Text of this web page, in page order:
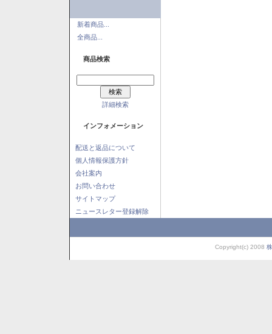
新着商品...
全商品...
商品検索
詳細検索
インフォメーション
配送と返品について
個人情報保護方針
会社案内
お問い合わせ
サイトマップ
ニュースレター登録解除
Copyright(c) 2008